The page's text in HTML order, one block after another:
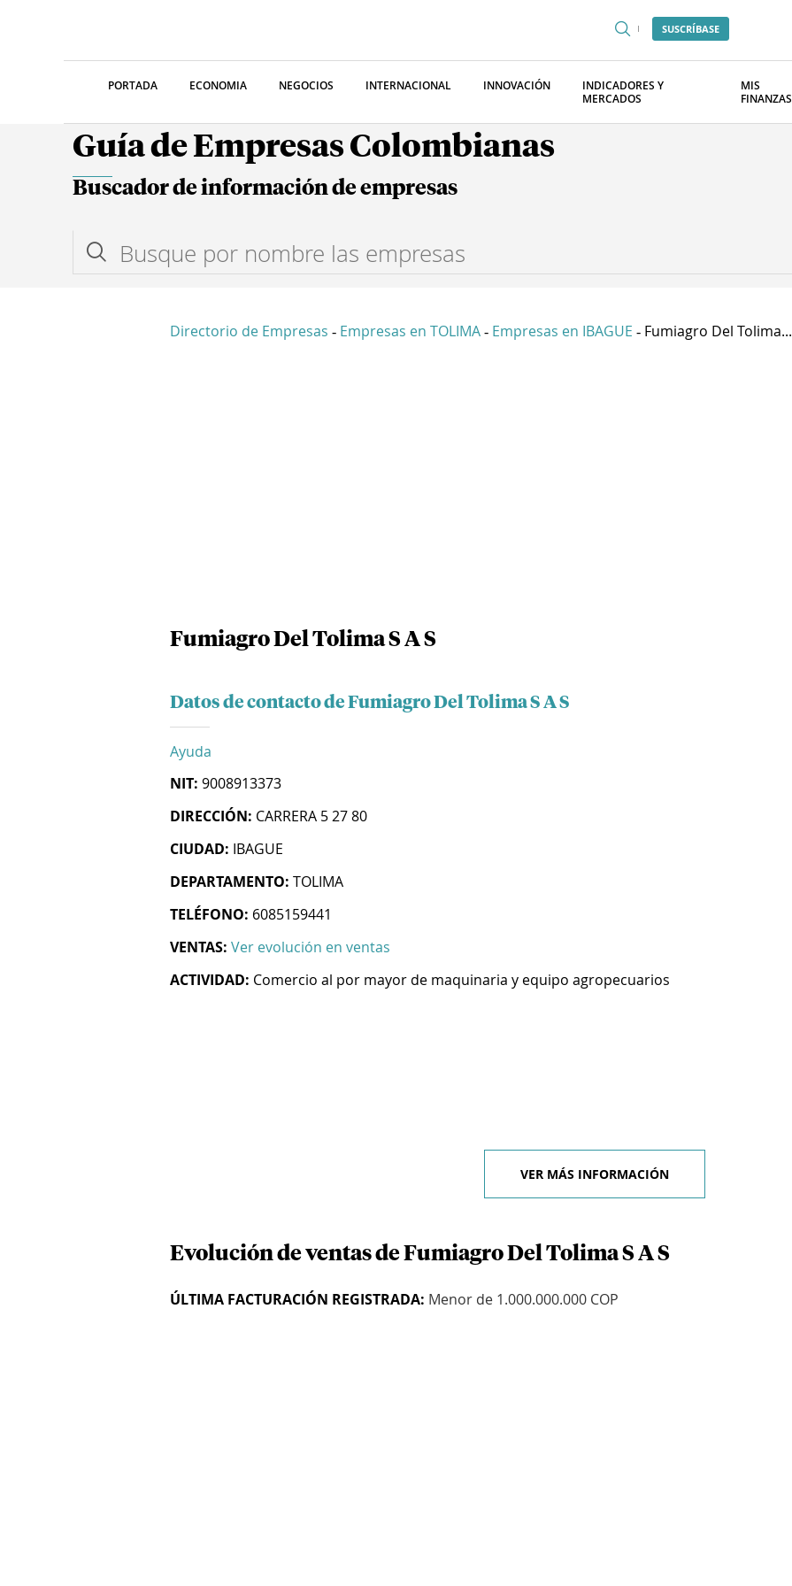
SUSCRÍBASE
PORTADA ECONOMIA NEGOCIOS INTERNACIONAL INNOVACIÓN
INDICADORES Y
MERCADOS
MIS
FINANZAS
Guía de Empresas Colombianas
Buscador de información de empresas
Directorio de Empresas - Empresas en TOLIMA - Empresas en IBAGUE - Fumiagro Del Tolima...
Fumiagro Del Tolima S A S
Datos de contacto de Fumiagro Del Tolima S A S
Ayuda
NIT: 9008913373
DIRECCIÓN: CARRERA 5 27 80
CIUDAD: IBAGUE
DEPARTAMENTO: TOLIMA
TELÉFONO: 6085159441
VENTAS: Ver evolución en ventas
ACTIVIDAD: Comercio al por mayor de maquinaria y equipo agropecuarios
VER MÁS INFORMACIÓN
Evolución de ventas de Fumiagro Del Tolima S A S
ÚLTIMA FACTURACIÓN REGISTRADA: Menor de 1.000.000.000 COP